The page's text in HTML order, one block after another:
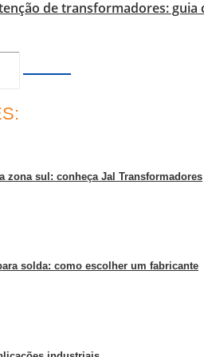
de transformadores: guia
zona sul: conheça Jal Transformadores
solda: como escolher um fabricante